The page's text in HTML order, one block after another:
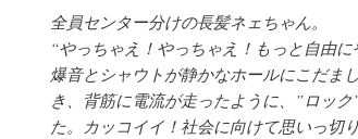
全員センター分けの長髪ネェちゃん。
“やっちゃえ！やっちゃえ！もっと自由
爆音とシャウトが静かなホールにこだま
き、背筋に電流が走ったように、”ロッ
た。カッコイイ！社会に向けて思いっ切